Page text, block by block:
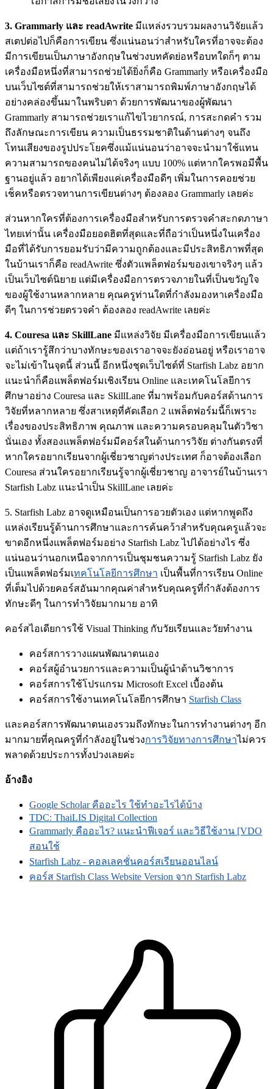
3. Grammarly และ readAwrite มีแหล่งรวบรวมผลงานวิจัยแล้ว
สเตปต่อไปก็คือการเขียน ซึ่งแน่นอนว่าสำหรับใครที่อาจจะต้อง
มีการเขียนเป็นภาษาอังกฤษในช่วงบทคัดย่อหรือบทใดก็ๆ ตาม
เครื่องมือหนึ่งที่สามารถช่วยได้ยิ่งก็คือ Grammarly หรือเครื่องมือ
บนเว็บไซต์ที่สามารถช่วยให้เราสามารถพิมพ์ภาษาอังกฤษได้
อย่างคล่องขึ้นมาในพริบตา ด้วยการพัฒนาของผู้พัฒนา
Grammarly สามารถช่วยเราแก้ไขไวยากรณ์, การสะกดคำ รวม
ถึงลักษณะการเขียน ความเป็นธรรมชาติในด้านต่างๆ จนถึง
โทนเสียงของรูปประโยคซึ่งแม้แน่นอนว่าอาจจะนำมาใช้แทน
ความสามารถของคนไม่ได้จริงๆ แบบ 100% แต่หากใครพอมีพื้น
ฐานอยู่แล้ว อยากได้เพียงแค่เครื่องมือดีๆ เพิ่มในการคอยช่วย
เช็คหรือตรวจทานการเขียนต่างๆ ต้องลอง Grammarly เลยค่ะ
ส่วนหากใครที่ต้องการเครื่องมือสำหรับการตรวจคำสะกดภาษา
ไทยเท่านั้น เครื่องมือยอดฮิตที่สุดและที่ถือว่าเป็นหนึ่งในเครื่อง
มือที่ได้รับการยอมรับว่ามีความถูกต้องและมีประสิทธิภาพที่สุด
ในบ้านเราก็คือ readAwrite ซึ่งตัวแพล็ตฟอร์มของเขาจริงๆ แล้ว
เป็นเว็บไซต์นิยาย แต่มีเครื่องมือการตรวจภายในที่เป็นขวัญใจ
ของผู้ใช้งานหลากหลาย คุณครูท่านใดที่กำลังมองหาเครื่องมือ
ดีๆ ในการช่วยตรวจคำ ต้องลอง readAwrite เลยค่ะ
4. Couresa และ SkillLane มีแหล่งวิจัย มีเครื่องมือการเขียนแล้ว
แต่ถ้าเรารู้สึกว่าบางทักษะของเราอาจจะยังอ่อนอยู่ หรือเราอาจ
จะไม่เข้าในจุดนี้ ส่วนนี้ อีกหนึ่งชุดเว็บไซต์ที่ Starfish Labz อยาก
แนะนำก็คือแพล็ตฟอร์มเชิงเรียน Online และเทคโนโลยีการ
ศึกษาอย่าง Couresa และ SkillLane ที่มาพร้อมกับคอร์สด้านการ
วิจัยที่หลากหลาย ซึ่งสาเหตุที่คัดเลือก 2 แพล็ตฟอร์มนี้ก็เพราะ
เรื่องของประสิทธิภาพ คุณภาพ และความครอบคลุมในตัววิชา
นั่นเอง ทั้งสองแพล็ตฟอร์มมีคอร์สในด้านการวิจัย ต่างกันตรงที่
หากใครอยากเรียนจากผู้เชี่ยวชาญต่างประเทศ ก็อาจต้องเลือก
Couresa ส่วนใครอยากเรียนรู้จากผู้เชี่ยวชาญ อาจารย์ในบ้านเรา
Starfish Labz แนะนำเป็น SkillLane เลยค่ะ
5. Starfish Labz อาจดูเหมือนเป็นการอวยตัวเอง แต่หากพูดถึง
แหล่งเรียนรู้ด้านการศึกษาและการค้นคว้าสำหรับคุณครูแล้วจะ
ขาดอีกหนึ่งแพล็ตฟอร์มอย่าง Starfish Labz ไปได้อย่างไร ซึ่ง
แน่นอนว่านอกเหนือจากการเป็นชุมชนความรู้ Starfish Labz ยัง
เป็นแพล็ตฟอร์มเทคโนโลยีการศึกษา เป็นพื้นที่การเรียน Online
ที่เต็มไปด้วยคอร์สอันมากคุณค่าสำหรับคุณครูที่กำลังต้องการ
ทักษะดีๆ ในการทำวิจัยมากมาย อาทิ
คอร์สไอเดียการใช้ Visual Thinking กับวัยเรียนและวัยทำงาน
คอร์สการวางแผนพัฒนาตนเอง
คอร์สผู้อำนวยการและความเป็นผู้นำด้านวิชาการ
คอร์สการใช้โปรแกรม Microsoft Excel เบื้องต้น
คอร์สการใช้งานเทคโนโลยีการศึกษา Starfish Class
และคอร์สการพัฒนาตนเองรวมถึงทักษะในการทำงานต่างๆ อีก
มากมายที่คุณครูที่กำลังอยู่ในช่วงการวิจัยทางการศึกษาไม่ควร
พลาดด้วยประการทั้งปวงเลยค่ะ
อ้างอิง
Google Scholar คืออะไร ใช้ทำอะไรได้บ้าง
TDC: ThaiLIS Digital Collection
Grammarly คืออะไร? แนะนำฟีเจอร์ และวิธีใช้งาน [VDO
สอนใช้
Starfish Labz - คอลเลคชั่นคอร์สเรียนออนไลน์
คอร์ส Starfish Class Website Version จาก Starfish Labz